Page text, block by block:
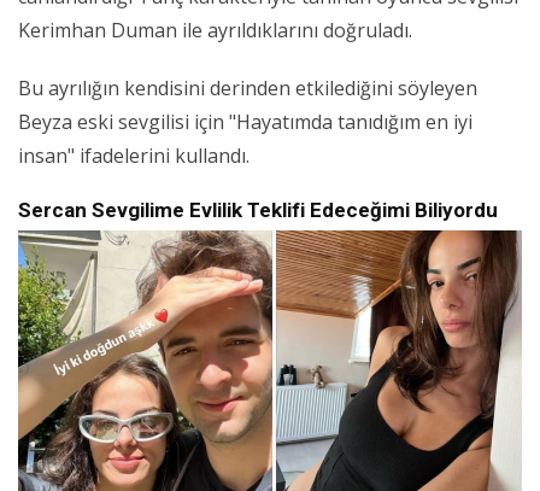
Kerimhan Duman ile ayrıldıklarını doğruladı.
Bu ayrılığın kendisini derinden etkilediğini söyleyen
Beyza eski sevgilisi için "Hayatımda tanıdığım en iyi
insan" ifadelerini kullandı.
Sercan Sevgilime Evlilik Teklifi Edeceğimi Biliyordu